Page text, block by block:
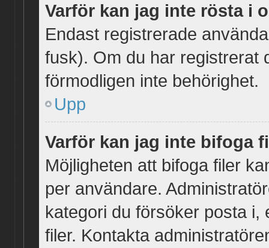
Varför kan jag inte rösta i
Endast registrerade
fusk). Om du har registrerat
förmodligen inte behörighet.
Upp
Varför kan jag inte bifoga
Möjligheten att bifoga filer
per användare.
kategori du försöker posta
filer. Kontakta